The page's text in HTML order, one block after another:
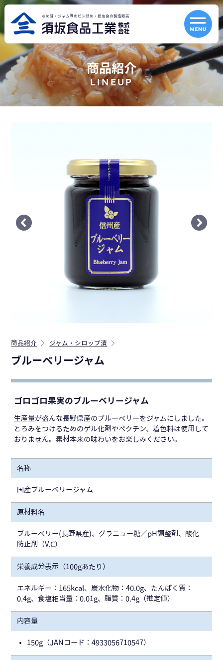
なめ茸・ジャム等のビン詰め・昆虫食の製造販売
商品紹介
LINEUP
商品紹介 ジャム・シロップ漬
ブルーベリージャム
ゴロゴロ果実のブルーベリージャム
生産量が盛んな長野県産のブルーベリーをジャムにしました。
とろみをつけるためのゲル化剤やペクチン、着色料は使用して
おりません。素材本来の味わいをお楽しみください。
名称
国産ブルーべリージャム
原材料名
ブルーベリー(長野県産)、グラニュー糖／pH調整剤、酸化
防止剤（V.C）
栄養成分表示 （100gあたり）
エネルギー：165kcal、炭水化物：40.0g、たんぱく質：
0.4g、食塩相当量：0.01g、脂質：0.4g（推定値）
内容量
150g（JANコード：4933056710547）
こだわりと品質
QUALITY
商品紹介
LINEUP
OEMについて
ABOUT OEM
お知らせ
NEWS
お問合わせ
026-248-3829